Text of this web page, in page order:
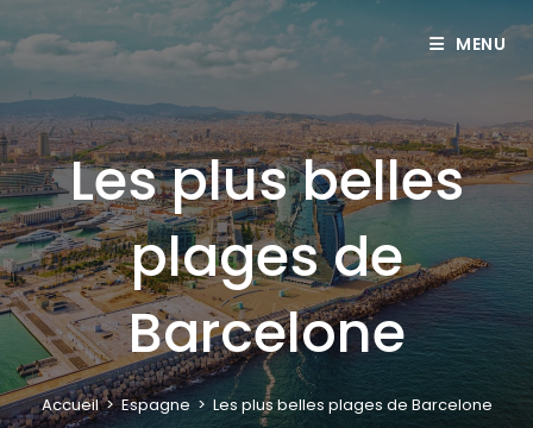
MENU
Les plus belles
plages de
Barcelone
Accueil > Espagne > Les plus belles plages de Barcelone